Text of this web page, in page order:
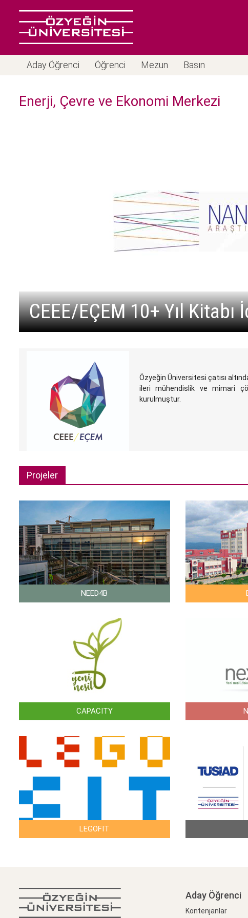
Aday Öğrenci Öğrenci Mezun Basın
Enerji, Çevre ve Ekonomi Merkezi
CEEE/EÇEM 10+ Yıl Kitabı
Özyeğin Üniversitesi çatısı
ileri mühendislik ve mimari
kurulmuştur.
Projeler
NEED4B
CAPACITY
LEGOFIT
Aday Öğrenci
Kontenjanlar